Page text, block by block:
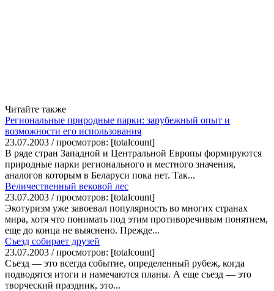
Читайте также
Региональные природные парки: зарубежный опыт и
возможности его использования
23.07.2003 / просмотров: [totalcount]
В ряде стран Западной и Центральной Европы формируются
природные парки регионального и местного значения,
аналогов которым в Беларуси пока нет. Так...
Величественный вековой лес
23.07.2003 / просмотров: [totalcount]
Экотуризм уже завоевал популярность во многих странах
мира, хотя что понимать под этим противоречивым понятием,
еще до конца не выяснено. Прежде...
Съезд собирает друзей
23.07.2003 / просмотров: [totalcount]
Съезд — это всегда событие, определенный рубеж, когда
подводятся итоги и намечаются планы. А еще съезд — это
творческий праздник, это...